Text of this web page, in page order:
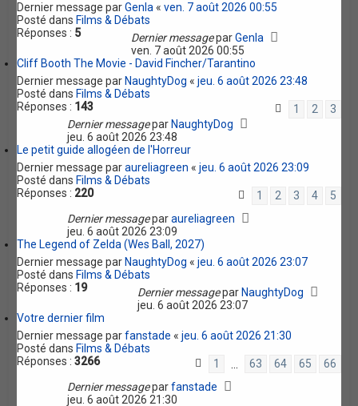
Dernier message parGenla «ven. 7 août 2026 00:55
Posté dans Films & Débats
Réponses : 5 Dernier messageparGenla
ven. 7 août 2026 00:55
Cliff Booth The Movie - David Fincher/Tarantino
Dernier message par NaughtyDog «jeu. 6 août 2026 23:48
Posté dans Films & Débats
Réponses : 143 1 2
3
Dernier messagepar NaughtyDog
jeu. 6 août 2026 23:48
Le petit guide allogéen de l'Horreur
Dernier message paraureliagreen «jeu. 6 août 2026 23:09
Posté dans Films & Débats
Réponses : 220 1 2 3 4
5
Dernier messageparaureliagreen
jeu. 6 août 2026 23:09
The Legend of Zelda (Wes Ball, 2027)
Dernier message par NaughtyDog «jeu. 6 août 2026 23:07
Posté dans Films & Débats
Réponses : 19 Dernier messagepar NaughtyDog
jeu. 6 août 2026 23:07
Votre dernier film
Dernier message parfanstade «jeu. 6 août 2026 21:30
Posté dans Films & Débats
Réponses :3266 1 63 64 65
66
Dernier messageparfanstade
jeu. 6 août 2026 21:30